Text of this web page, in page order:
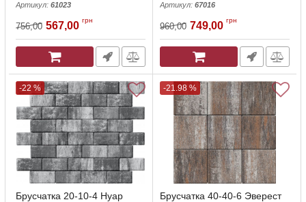
Артикул: 61023
756,00 567,00 грн
Артикул: 67016
960,00 749,00 грн
-22 %
Брусчатка 20-10-4 Нуар
-21.98 %
Брусчатка 40-40-6 Эверест